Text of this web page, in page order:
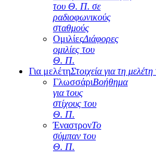
του Θ. Π. σε
ραδιοφωνικούς
σταθμούς
ΟμιλίεςΔιάφορες
ομιλίες του
Θ. Π.
Για μελέτηΣτοιχεία για τη
ΓλωσσάριΒοήθημα
για τους
στίχους του
Θ. Π.
ΈναστρονΤο
σύμπαν του
Θ. Π.